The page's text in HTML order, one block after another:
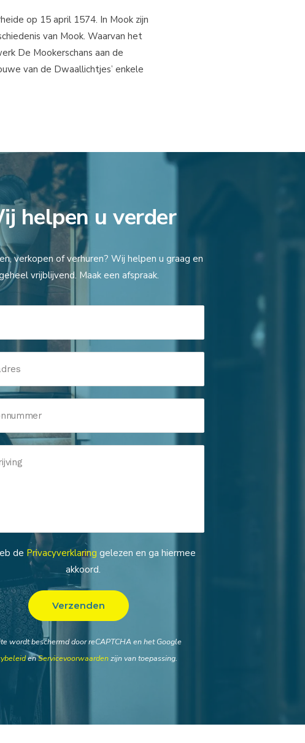
op 15 april 1574. In Mook zijn
van Mook. Waarvan het
De Mookerschans aan de
van de Dwaallichtjes’ enkele
helpen u verder
verkopen of verhuren? Wij helpen u graag en
vrijblijvend. Maak een afspraak.
de Privacyverklaring gelezen en ga hiermee
akkoord.
wordt beschermd door reCAPTCHA en het Google
enServicevoorwaardenzijn van toepassing.